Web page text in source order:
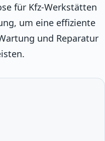
für Kfz-Werkstätten
um eine effiziente
und Reparatur